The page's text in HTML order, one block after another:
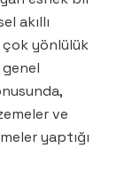
akıllı
yönlülük
ve
yaptığı